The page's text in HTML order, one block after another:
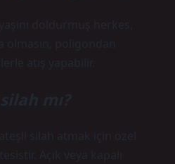
doldurmuş herkes,
olmasın, poligondan
atış yapabilir.
mı?
silah atmak için özel
Açık veya kapalı